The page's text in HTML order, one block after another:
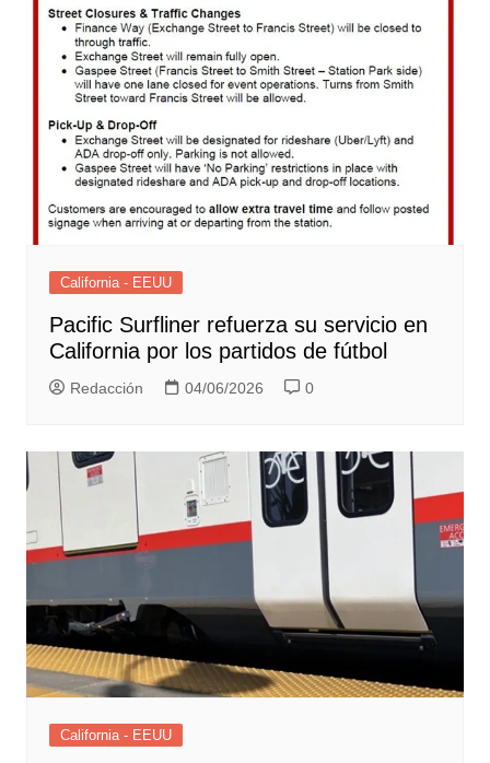
California - EEUU
Pacific Surfliner refuerza su servicio en
California por los partidos de fútbol
Redacción 04/06/2026 0
California - EEUU